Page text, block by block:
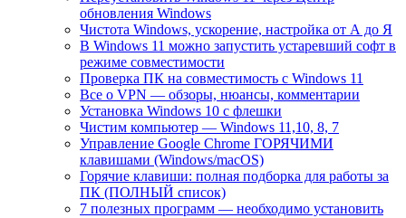
обновления Windows
Чистота Windows, ускорение, настройка от А до Я
В Windows 11 можно запустить устаревший софт в
режиме совместимости
Проверка ПК на совместимость с Windows 11
Все о VPN — обзоры, нюансы, комментарии
Установка Windows 10 с флешки
Чистим компьютер — Windows 11,10, 8, 7
Управление Google Chrome ГОРЯЧИМИ
клавишами (Windows/macOS)
Горячие клавиши: полная подборка для работы за
ПК (ПОЛНЫЙ список)
7 полезных программ — необходимо установить